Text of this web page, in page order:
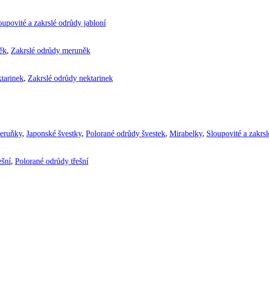
a zakrslé odrůdy jabloní
, Zakrslé odrůdy meruněk
, Zakrslé odrůdy nektarinek
, Japonské švestky, Polorané odrůdy švestek, Mirabelky, Sloupovité a
, Polorané odrůdy třešní